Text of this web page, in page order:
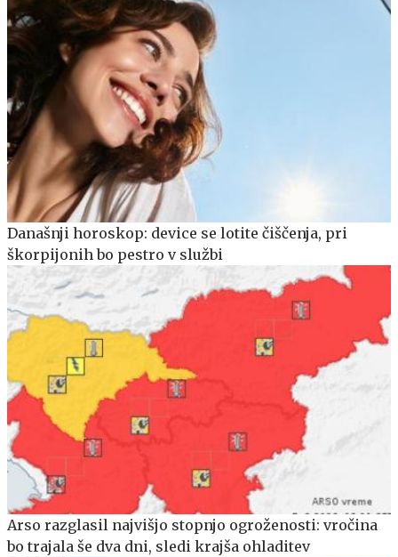
Današnji horoskop: device se lotite čiščenja, pri
škorpijonih bo pestro v službi
Arso razglasil najvišjo stopnjo ogroženosti: vročina
bo trajala še dva dni, sledi krajša ohladitev